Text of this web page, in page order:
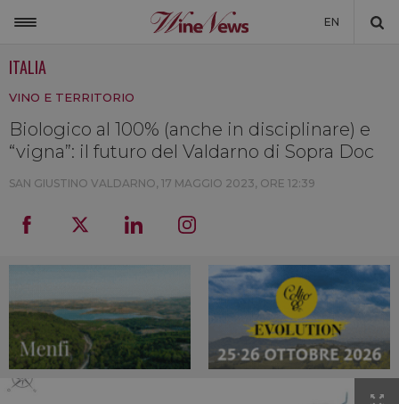
EN
NON SOLO VINO
WINENEWS TV
ITALIA
VINO E TERRITORIO
Biologico al 100% (anche in disciplinare) e
“vigna”: il futuro del Valdarno di Sopra Doc
SAN GIUSTINO VALDARNO, 17 MAGGIO 2023, ORE 12:39